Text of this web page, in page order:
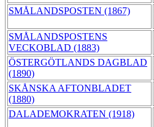
SMÅLANDSPOSTEN (1867)
SMÅLANDSPOSTENS
VECKOBLAD (1883)
ÖSTERGÖTLANDS DAGBLAD
(1890)
SKÅNSKA AFTONBLADET
(1880)
DALADEMOKRATEN (1918)